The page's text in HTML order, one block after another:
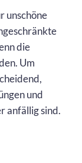
unschöne
die
Um
und
anfällig sind.